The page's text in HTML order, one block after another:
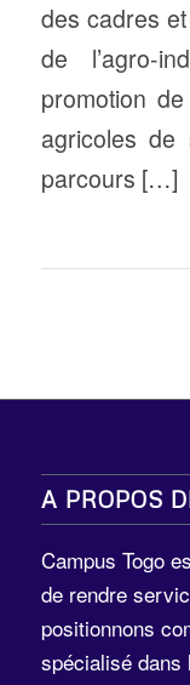
des cadres
de l’agro-
promotion
agricoles
parcours […]
A PROPOS
Campus Togo
de rendre
positionnons
spécialisé dans